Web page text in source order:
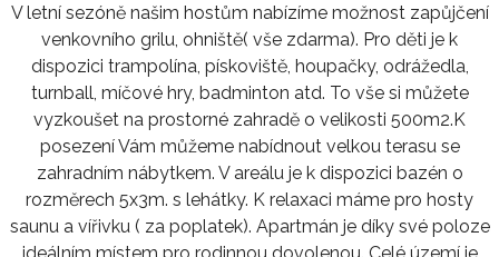
V letní sezóně našim hostům nabízíme možnost zapůjčení
venkovního grilu, ohniště( vše zdarma). Pro děti je k
dispozici trampolína, pískoviště, houpačky, odrážedla,
turnball, míčové hry, badminton atd. To vše si můžete
vyzkoušet na prostorné zahradě o velikosti 500m2.K
posezení Vám můžeme nabídnout velkou terasu se
zahradním nábytkem. V areálu je k dispozici bazén o
rozměrech 5x3m. s lehátky. K relaxaci máme pro hosty
saunu a vířivku ( za poplatek). Apartmán je díky své poloze
ideálním místem pro rodinnou dovolenou. Celé území je